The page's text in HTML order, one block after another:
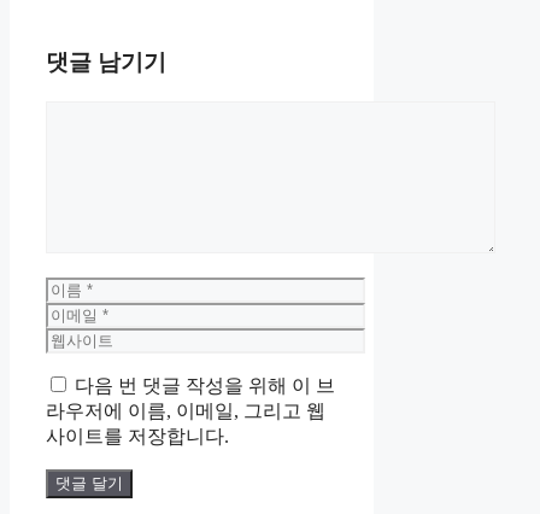
댓글 남기기
이
름
이
메
웹
이
트
다음 번 댓글 작성을 위해 이 브
라우저에 이름, 이메일, 그리고 웹
사이트를 저장합니다.